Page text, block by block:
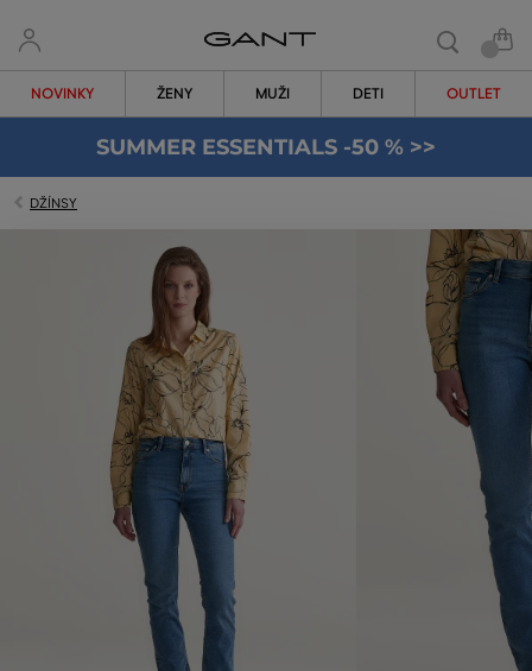
NOVINKY ŽENY MUŽI DETI OUTLET
SUMMER ESSENTIALS -50 % >>
DŽÍNSY